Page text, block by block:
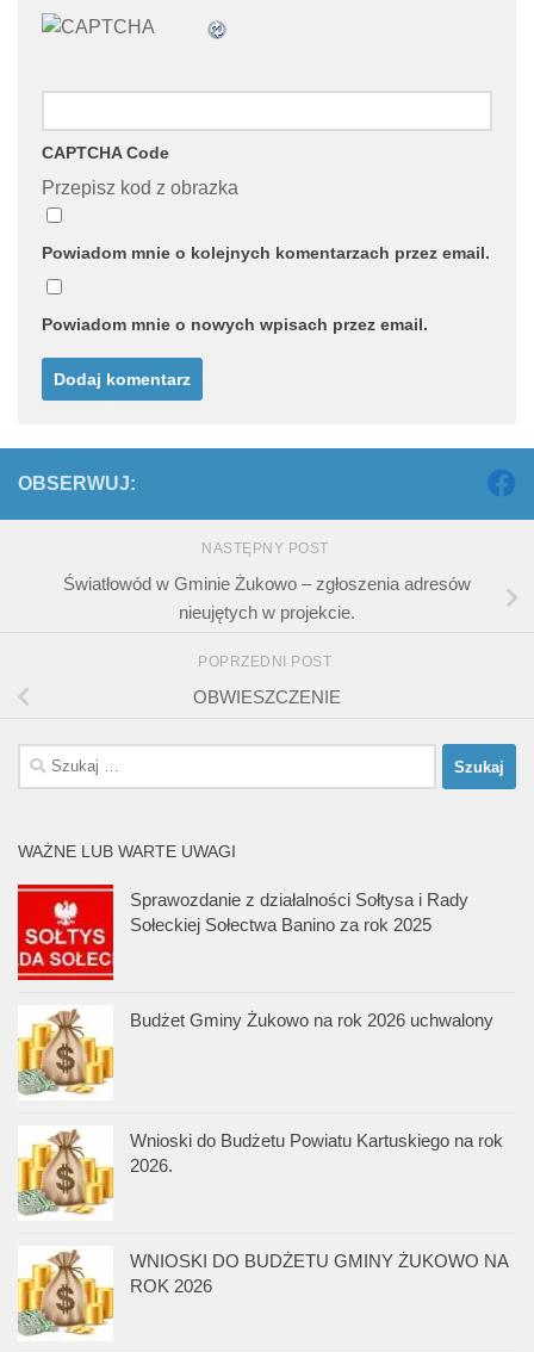
CAPTCHA Code
Przepisz kod z obrazka
Powiadom mnie o kolejnych komentarzach przez email.
Powiadom mnie o nowych wpisach przez email.
OBSERWUJ:
NASTĘPNY POST
Światłowód w Gminie Żukowo – zgłoszenia adresów
nieujętych w projekcie.
POPRZEDNI POST
OBWIESZCZENIE
Szukaj:
WAŻNE LUB WARTE UWAGI
Sprawozdanie z działalności Sołtysa i Rady
Sołeckiej Sołectwa Banino za rok 2025
Budżet Gminy Żukowo na rok 2026 uchwalony
Wnioski do Budżetu Powiatu Kartuskiego na rok
2026.
WNIOSKI DO BUDŻETU GMINY ŻUKOWO NA
ROK 2026